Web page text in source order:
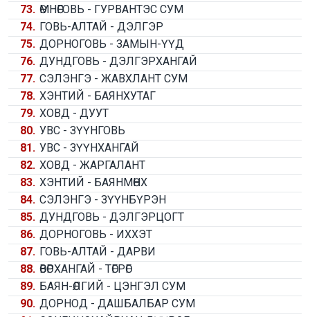
73. ӨМНӨГОВЬ - ГУРВАНТЭС СУМ
74. ГОВЬ-АЛТАЙ - ДЭЛГЭР
75. ДОРНОГОВЬ - ЗАМЫН-ҮҮД
76. ДУНДГОВЬ - ДЭЛГЭРХАНГАЙ
77. СЭЛЭНГЭ - ЖАВХЛАНТ СУМ
78. ХЭНТИЙ - БАЯНХУТАГ
79. ХОВД - ДУУТ
80. УВС - ЗҮҮНГОВЬ
81. УВС - ЗҮҮНХАНГАЙ
82. ХОВД - ЖАРГАЛАНТ
83. ХЭНТИЙ - БАЯНМӨНХ
84. СЭЛЭНГЭ - ЗҮҮНБҮРЭН
85. ДУНДГОВЬ - ДЭЛГЭРЦОГТ
86. ДОРНОГОВЬ - ИХХЭТ
87. ГОВЬ-АЛТАЙ - ДАРВИ
88. ӨВӨРХАНГАЙ - ТӨГРӨГ
89. БАЯН-ӨЛГИЙ - ЦЭНГЭЛ СУМ
90. ДОРНОД - ДАШБАЛБАР СУМ